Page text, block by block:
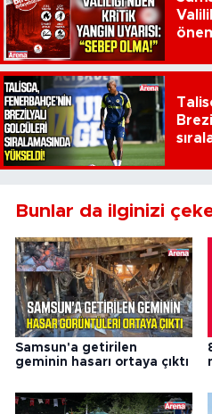
Bunlar da ilginizi
Samsun'a getirilen
geminin hasarı ortaya çıktı